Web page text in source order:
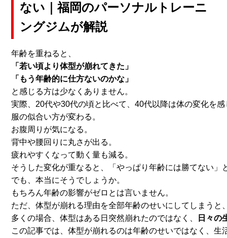
ない｜福岡のパーソナルトレーニ
ングジムが解説
年齢を重ねると、
「若い頃より体型が崩れてきた」
「もう年齢的に仕方ないのかな」
と感じる方は少なくありません。
実際、20代や30代の頃と比べて、40代以降は体の変化を
服の似合い方が変わる。
お腹周りが気になる。
背中や腰回りに丸さが出る。
疲れやすくなって動く量も減る。
そうした変化が重なると、「やっぱり年齢には勝てない」
でも、本当にそうでしょうか。
もちろん年齢の影響がゼロとは言いません。
ただ、体型が崩れる理由を全部年齢のせいにしてしまうと
多くの場合、体型はある日突然崩れたのではなく、
日々の
この記事では、体型が崩れるのは年齢のせいではなく、生